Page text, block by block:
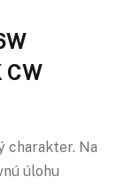
CW
charakter. Na
úlohu